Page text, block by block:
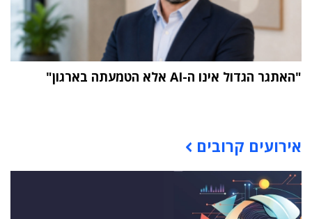
"האתגר הגדול אינו ה-AI אלא הטמעתה בארגון"
אירועים קרובים